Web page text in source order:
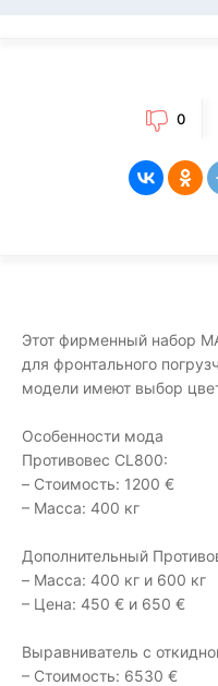
0
Этот фирменный набор
для фронтального
модели имеют выбор
Особенности мода
Противовес CL800:
– Стоимость: 1200 €
– Масса: 400 кг
Дополнительный
– Масса: 400 кг и 600 кг
– Цена: 450 € и 650 €
Выравниватель с
– Стоимость: 6530 €